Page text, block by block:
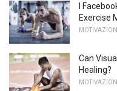
I
Exercise
Can
Healing?